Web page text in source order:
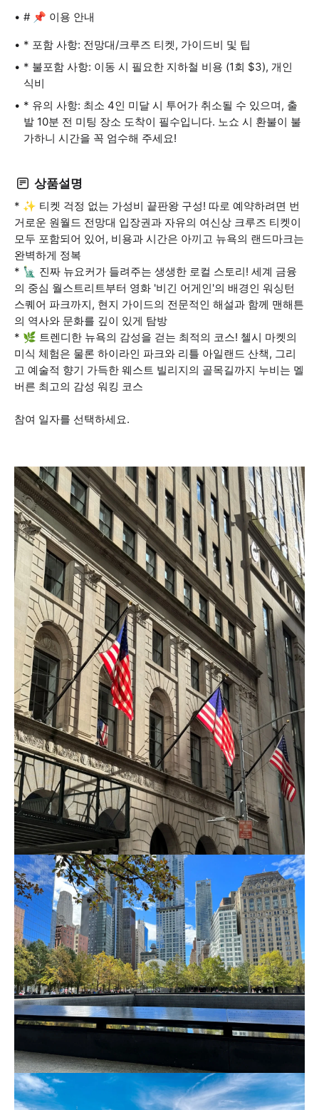
# 📌 이용 안내
* 포함 사항: 전망대/크루즈 티켓, 가이드비 및 팁
* 불포함 사항: 이동 시 필요한 지하철 비용 (1회 $3), 개인
식비
* 유의 사항: 최소 4인 미달 시 투어가 취소될 수 있으며, 출
발 10분 전 미팅 장소 도착이 필수입니다. 노쇼 시 환불이 불
가하니 시간을 꼭 엄수해 주세요!
상품설명
* ✨ 티켓 걱정 없는 가성비 끝판왕 구성! 따로 예약하려면 번
거로운 원월드 전망대 입장권과 자유의 여신상 크루즈 티켓이
모두 포함되어 있어, 비용과 시간은 아끼고 뉴욕의 랜드마크는
완벽하게 정복
* 🗽 진짜 뉴요커가 들려주는 생생한 로컬 스토리! 세계 금융
의 중심 월스트리트부터 영화 '비긴 어게인'의 배경인 워싱턴
스퀘어 파크까지, 현지 가이드의 전문적인 해설과 함께 맨해튼
의 역사와 문화를 깊이 있게 탐방
* 🌿 트렌디한 뉴욕의 감성을 걷는 최적의 코스! 첼시 마켓의
미식 체험은 물론 하이라인 파크와 리틀 아일랜드 산책, 그리
고 예술적 향기 가득한 웨스트 빌리지의 골목길까지 누비는 멜
버른 최고의 감성 워킹 코스
참여 일자를 선택하세요.